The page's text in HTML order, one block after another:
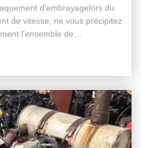
d'embrayagelors du
de vitesse, ne vous précipitez
l'ensemble de